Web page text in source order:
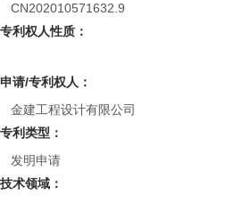
CN202010571632.9
专利权人性质：
申请/专利权人：
金建工程设计有限公司
专利类型：
发明申请
技术领域：